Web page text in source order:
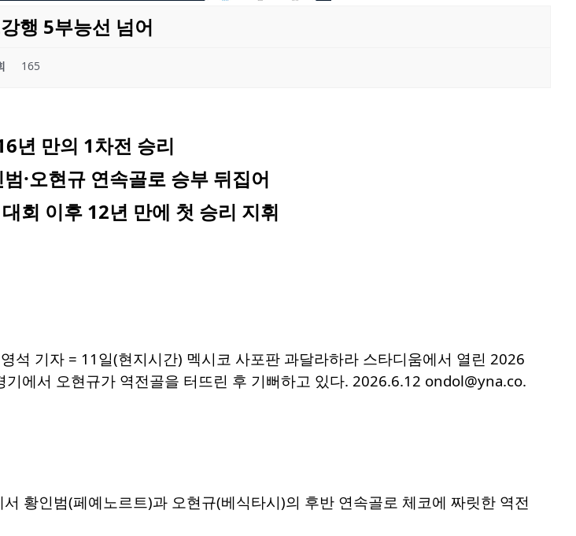
행 5부능선 넘어
165
년 만의 1차전 승리
·오현규 연속골로 승부 뒤집어
회 이후 12년 만에 첫 승리 지휘
석 기자 = 11일(현지시간) 멕시코 사포판 과달라하라 스타디움에서 열린 2026
에서 오현규가 역전골을 터뜨린 후 기뻐하고 있다. 2026.6.12 ondol@yna.co.
황인범(페예노르트)과 오현규(베식타시)의 후반 연속골로 체코에 짜릿한 역전